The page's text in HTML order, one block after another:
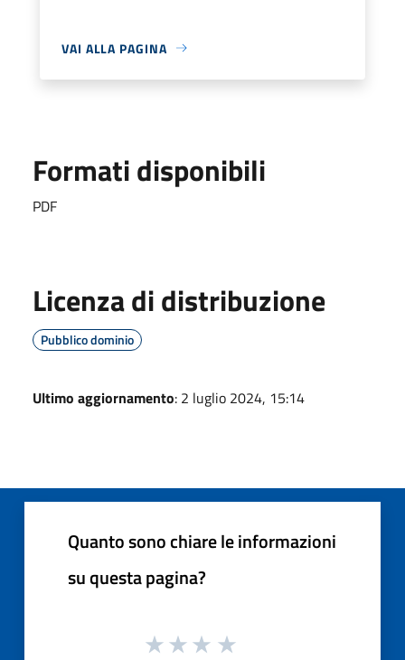
VAI ALLA PAGINA
Formati disponibili
PDF
Licenza di distribuzione
Pubblico dominio
Ultimo aggiornamento: 2 luglio 2024, 15:14
Quanto sono chiare le informazioni
su questa pagina?